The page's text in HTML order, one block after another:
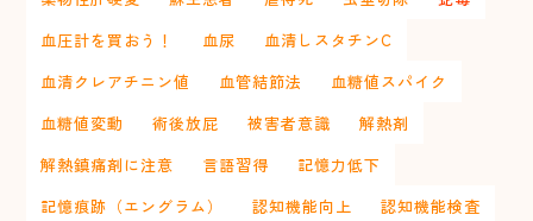
血圧計を買おう！
血尿
血清しスタチンC
血清クレアチニン値
血管結節法
血糖値スパイク
血糖値変動
術後放屁 被害者意識
解熱剤
解熱鎮痛剤に注意
言語習得
記憶力低下
記憶痕跡（エングラム）
認知機能向上
認知機能検査